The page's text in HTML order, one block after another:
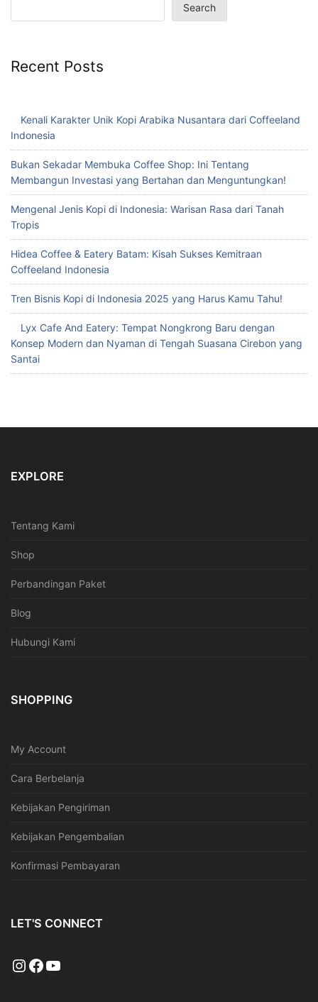
Search
Recent Posts
Kenali Karakter Unik Kopi Arabika Nusantara dari Coffeeland
Indonesia
Bukan Sekadar Membuka Coffee Shop: Ini Tentang
Membangun Investasi yang Bertahan dan Menguntungkan!
Mengenal Jenis Kopi di Indonesia: Warisan Rasa dari Tanah
Tropis
Hidea Coffee & Eatery Batam: Kisah Sukses Kemitraan
Coffeeland Indonesia
Tren Bisnis Kopi di Indonesia 2025 yang Harus Kamu Tahu!
Lyx Cafe And Eatery: Tempat Nongkrong Baru dengan
Konsep Modern dan Nyaman di Tengah Suasana Cirebon yang
Santai
EXPLORE
Tentang Kami
Shop
Perbandingan Paket
Blog
Hubungi Kami
SHOPPING
My Account
Cara Berbelanja
Kebijakan Pengiriman
Kebijakan Pengembalian
Konfirmasi Pembayaran
LET'S CONNECT